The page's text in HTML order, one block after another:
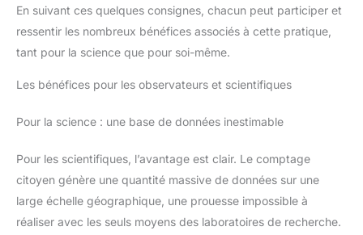
En suivant ces quelques consignes, chacun peut participer et
ressentir les nombreux bénéfices associés à cette pratique,
tant pour la science que pour soi-même.
Les bénéfices pour les observateurs et scientifiques
Pour la science : une base de données inestimable
Pour les scientifiques, l’avantage est clair. Le comptage
citoyen génère une quantité massive de données sur une
large échelle géographique, une prouesse impossible à
réaliser avec les seuls moyens des laboratoires de recherche.